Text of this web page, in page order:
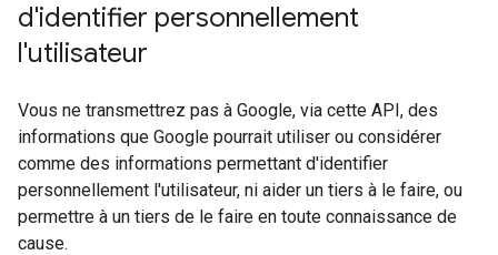
d'identifier personnellement
l'utilisateur
Vous ne transmettrez pas à Google, via cette API, des
informations que Google pourrait utiliser ou considérer
comme des informations permettant d'identifier
personnellement l'utilisateur, ni aider un tiers à le faire, ou
permettre à un tiers de le faire en toute connaissance de
cause.